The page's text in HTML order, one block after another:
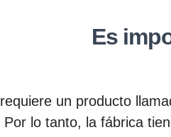
Es
un producto
lo tanto, la fábrica